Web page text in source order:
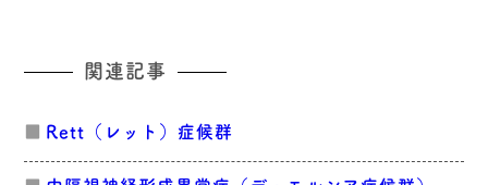
関連記事
Rett（レット）症候群